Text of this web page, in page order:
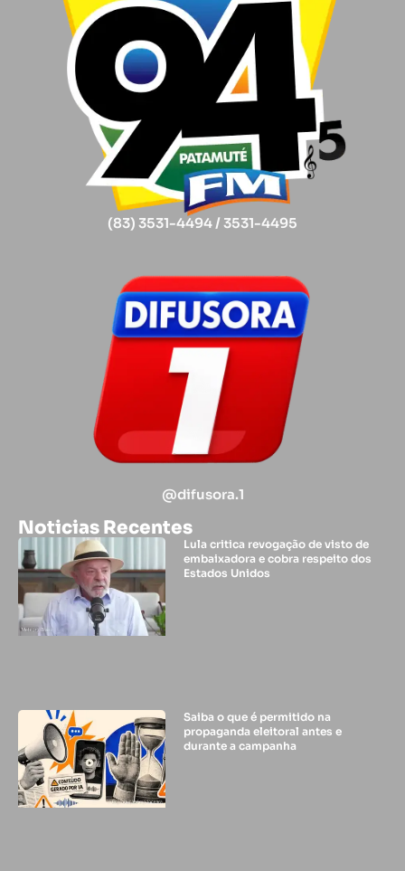
(83) 3531-4494 / 3531-4495
@difusora.1
Noticias Recentes
Lula critica revogação de visto de
embaixadora e cobra respeito dos
Estados Unidos
Saiba o que é permitido na
propaganda eleitoral antes e
durante a campanha